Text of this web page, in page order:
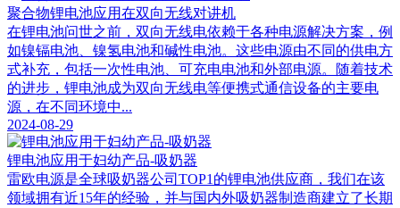
聚合物锂电池应用在双向无线对讲机
在锂电池问世之前，双向无线电依赖于各种电源解决方案，例
如镍镉电池、镍氢电池和碱性电池。这些电源由不同的供电方
式补充，包括一次性电池、可充电电池和外部电源。随着技术
的进步，锂电池成为双向无线电等便携式通信设备的主要电
源，在不同环境中...
2024-08-29
锂电池应用于妇幼产品-吸奶器
雷欧电源是全球吸奶器公司TOP1的锂电池供应商，我们在该
领域拥有近15年的经验，并与国内外吸奶器制造商建立了长期